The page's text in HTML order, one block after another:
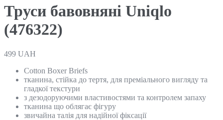
Труси бавовняні Uniqlo
(476322)
499 UAH
Cotton Boxer Briefs
тканина, стійка до тертя, для преміального вигляду та
гладкої текстури
з дезодоруючими властивостями та контролем запаху
тканина що облягає фігуру
звичайна талія для надійної фіксації